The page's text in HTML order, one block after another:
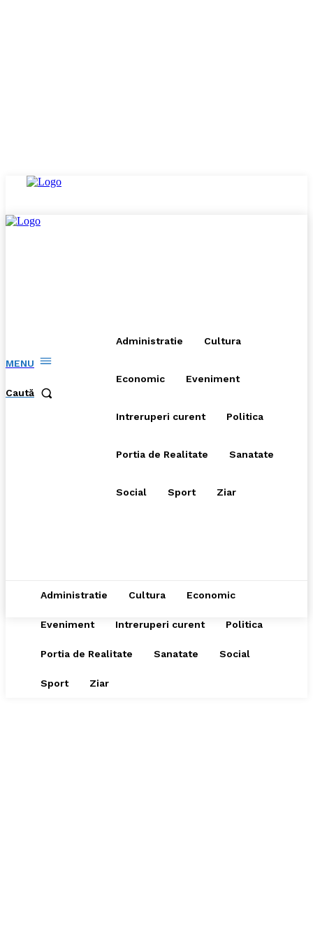
MENU
Caută
Administratie Cultura Economic
Eveniment Intreruperi curent Politica
Portia de Realitate Sanatate Social
Sport Ziar
Administratie Cultura
Economic Eveniment
Intreruperi curent Politica
Portia de Realitate Sanatate
Social Sport Ziar